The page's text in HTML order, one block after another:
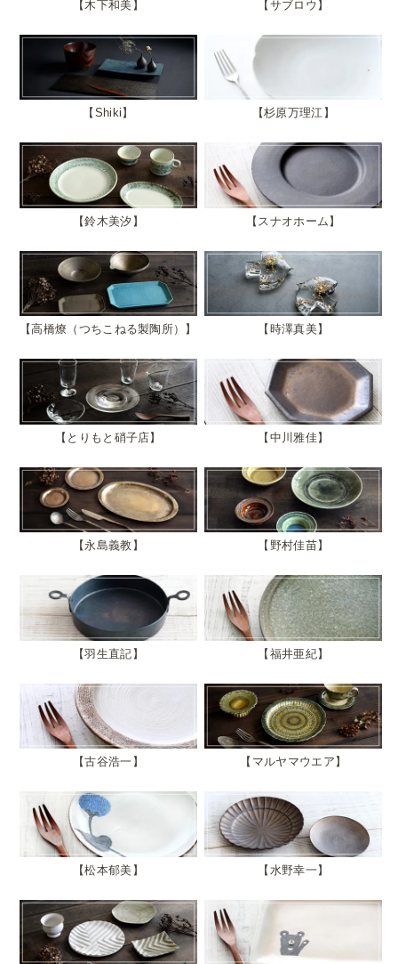
木下和美 サブロウ
Shiki 杉原万理江
鈴木美汐 スナオホーム
高橋燎（つちこねる製陶所） 時澤真美
とりもと硝子店 中川雅佳
永島義教 野村佳苗
羽生直記 福井亜紀
古谷浩一 マルヤマウエア
松本郁美 水野幸一